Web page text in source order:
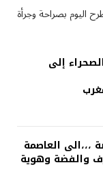
بصراحة وجرأة
إلى
،،،الى العاصمة
والفضة وهوية